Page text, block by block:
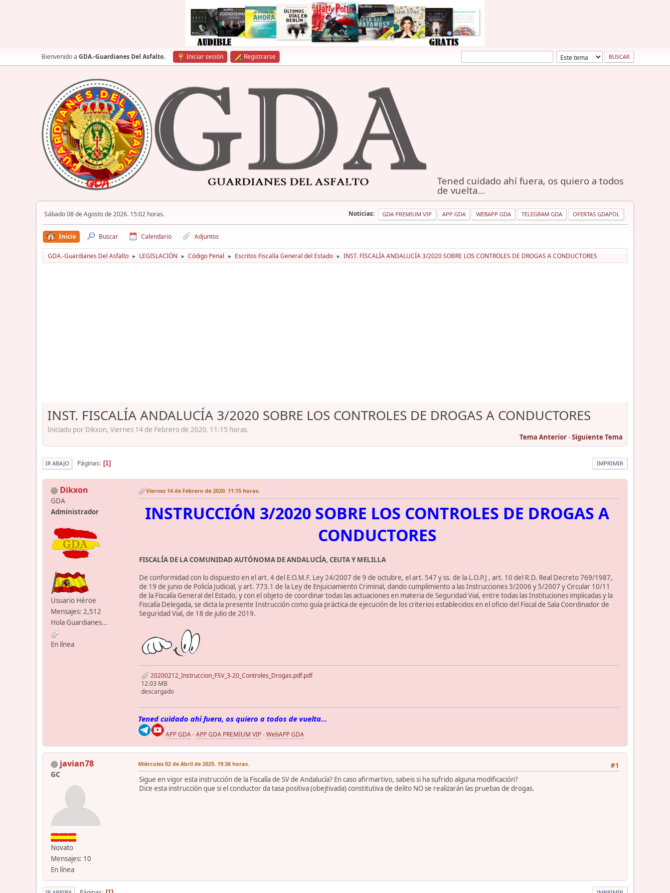
Bienvenido a GDA.-Guardianes Del Asfalto. Iniciar sesión Registrarse
Tened cuidado ahí fuera, os quiero a todos
de vuelta...
Sábado 08 de Agosto de 2026. 15:02 horas. Noticias: GDA PREMIUM VIP APP GDA WEBAPP GDA TELEGRAM GDA OFERTAS GDAPOL
Inicio Buscar Calendario Adjuntos
GDA.-Guardianes Del Asfalto ► LEGISLACIÓN ► Código Penal ► Escritos Fiscalía General del Estado ► INST. FISCALÍA ANDALUCÍA 3/2020 SOBRE LOS CONTROLES DE DROGAS A CONDUCTORES
INST. FISCALÍA ANDALUCÍA 3/2020 SOBRE LOS CONTROLES DE DROGAS A CONDUCTORES
Iniciado por Dikxon, Viernes 14 de Febrero de 2020. 11:15 horas.
Tema Anterior-Siguiente Tema
IMPRIMIR
IR ABAJO Páginas 1
Dikxon
GDA
Administrador
Usuario Héroe
Mensajes: 2,512
Hola Guardianes...
En línea
Viernes 14 de Febrero de 2020. 11:15 horas.
INSTRUCCIÓN 3/2020 SOBRE LOS CONTROLES DE DROGAS A
CONDUCTORES
FISCALÍA DE LA COMUNIDAD AUTÓNOMA DE ANDALUCÍA, CEUTA Y MELILLA
De conformidad con lo dispuesto en el art. 4 del E.O.M.F. Ley 24/2007 de 9 de octubre, el art. 547 y ss. de la L.O.P.J , art. 10 del R.D. Real Decreto 769/1987,
de 19 de junio de Policía Judicial, y art. 773.1 de la Ley de Enjuiciamiento Criminal, dando cumplimiento a las Instrucciones 3/2006 y 5/2007 y Circular 10/11
de la Fiscalía General del Estado, y con el objeto de coordinar todas las actuaciones en materia de Seguridad Vial, entre todas las Instituciones implicadas y la
Fiscalía Delegada, se dicta la presente Instrucción como guía práctica de ejecución de los criterios establecidos en el oficio del Fiscal de Sala Coordinador de
Seguridad Vial, de 18 de julio de 2019.
20200212_Instruccion_FSV_3-20_Controles_Drogas.pdf.pdf
12.03 MB
descargado
Tened cuidado ahí fuera, os quiero a todos de vuelta...
APP GDA-APP GDA PREMIUM VIP-WebAPP GDA
javian78
GC
Novato
Mensajes: 10
En línea
#1
Miércoles 02 de Abril de 2025. 19:36 horas.
Sigue en vigor esta instrucción de la Fiscalía de SV de Andalucía? En caso afirmartivo, sabeis si ha sufrido alguna modificación?
Dice esta instrucción que si el conductor da tasa positiva (obejtivada) constitutiva de delito NO se realizarán las pruebas de drogas.